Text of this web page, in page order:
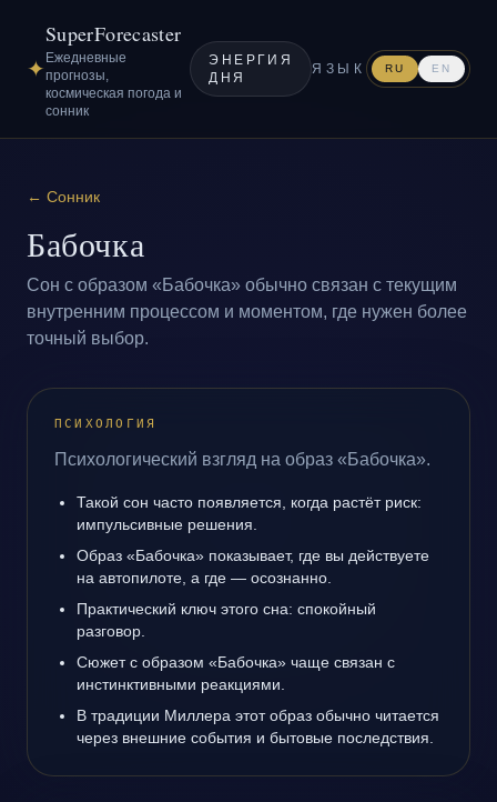
✦
SuperForecaster
Ежедневные
прогнозы,
космическая погода и
сонник
ЭНЕРГИЯ
ДНЯ
ЯЗЫК RU EN
← Сонник
Бабочка
Сон с образом «Бабочка» обычно связан с текущим
внутренним процессом и моментом, где нужен более
точный выбор.
ПСИХОЛОГИЯ
Психологический взгляд на образ «Бабочка».
Такой сон часто появляется, когда растёт риск:
импульсивные решения.
Образ «Бабочка» показывает, где вы действуете
на автопилоте, а где — осознанно.
Практический ключ этого сна: спокойный
разговор.
Сюжет с образом «Бабочка» чаще связан с
инстинктивными реакциями.
В традиции Миллера этот образ обычно читается
через внешние события и бытовые последствия.